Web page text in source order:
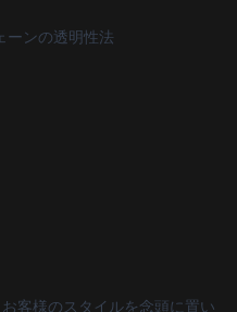
ーンの透明性法
客様のスタイルを念頭に置い